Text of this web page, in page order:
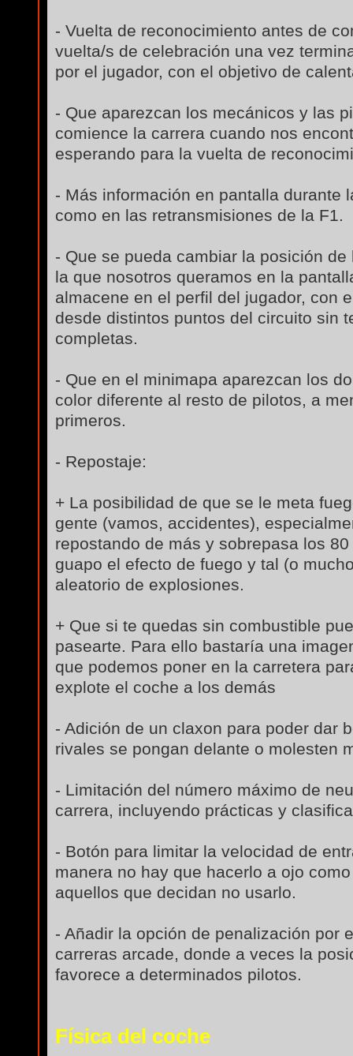
- Vuelta de reconocimiento antes de
vuelta/s de celebración una vez
por el jugador, con el objetivo de
- Que aparezcan los mecánicos y las
comience la carrera cuando nos
esperando para la vuelta de
- Más información en pantalla durante
como en las retransmisiones de la F1.
- Que se pueda cambiar la posición
la que nosotros queramos en la
almacene en el perfil del jugador, con
desde distintos puntos del circuito sin
completas.
- Que en el minimapa aparezcan los
color diferente al resto de pilotos, a
primeros.
- Repostaje:
+ La posibilidad de que se le meta
gente (vamos, accidentes),
repostando de más y sobrepasa los
guapo el efecto de fuego y tal (o
aleatorio de explosiones.
+ Que si te quedas sin combustible
pasearte. Para ello bastaría una
que podemos poner en la carretera
explote el coche a los demás
- Adición de un claxon para poder dar
rivales se pongan delante o molesten
- Limitación del número máximo de
carrera, incluyendo prácticas y
- Botón para limitar la velocidad de
manera no hay que hacerlo a ojo
aquellos que decidan no usarlo.
- Añadir la opción de penalización por
carreras arcade, donde a veces la
favorece a determinados pilotos.
Física del coche